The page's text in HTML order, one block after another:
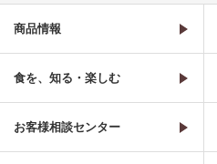
商品情報
食を、知る・楽しむ
お客様相談センター